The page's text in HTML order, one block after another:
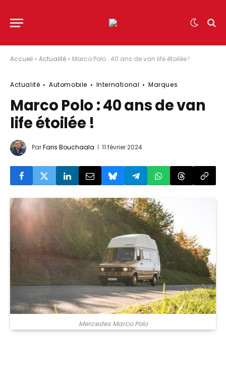
Accueil » Actualité » Marco Polo : 40 ans de van life étoilée !
Actualité Automobile International Marques
Marco Polo : 40 ans de van
life étoilée !
ParFaris Bouchaala 11 février 2024
Mercedes Marco Polo